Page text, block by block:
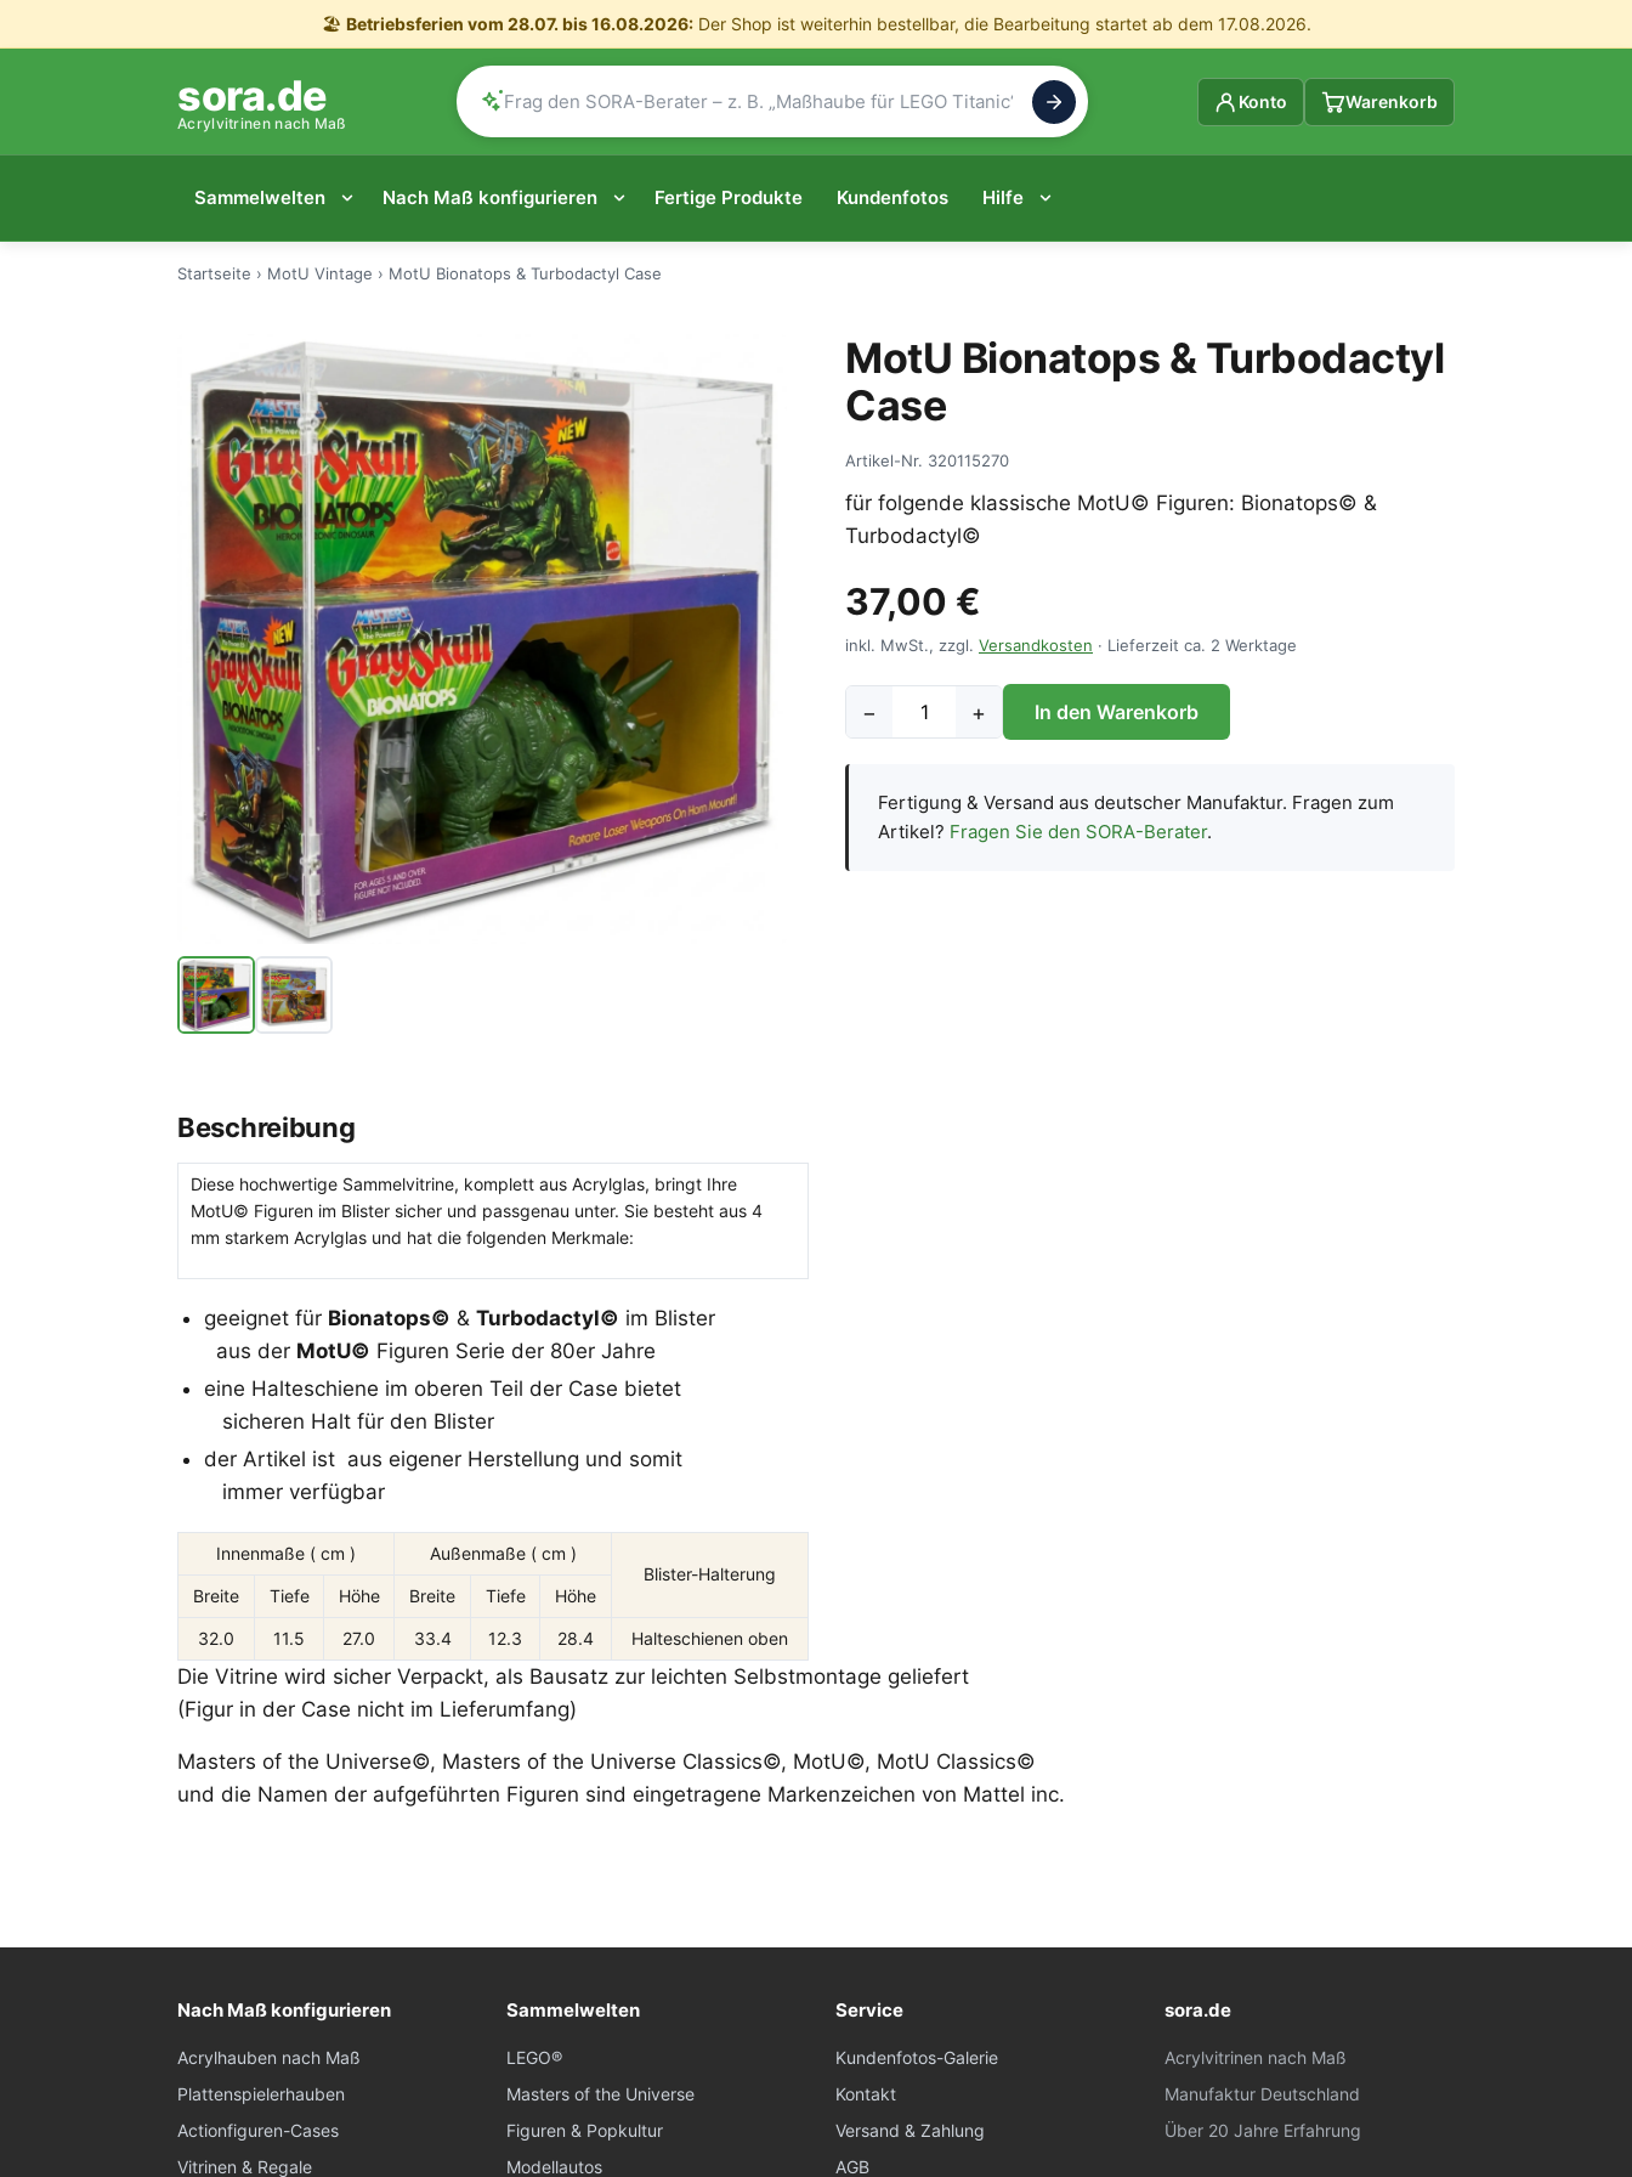
🏖️ Betriebsferien vom 28.07. bis 16.08.2026:Der Shop ist weiterhin bestellbar, die Bearbeitung startet ab dem 17.08.2026.
sora.de
Acrylvitrinen nach Maß
Konto Warenkorb
Sammelwelten Nach Maß konfigurieren Fertige Produkte Kundenfotos Hilfe
Startseite › MotU Vintage › MotU Bionatops & Turbodactyl Case
MotU Bionatops & Turbodactyl
Case
Artikel-Nr. 320115270
für folgende klassische MotU© Figuren: Bionatops© &
Turbodactyl©
37,00 €
inkl. MwSt., zzgl. Versandkosten · Lieferzeit ca. 2 Werktage
− + In den Warenkorb
Fertigung & Versand aus deutscher Manufaktur. Fragen zum
Artikel? Fragen Sie den SORA-Berater.
Beschreibung
Diese hochwertige Sammelvitrine, komplett aus Acrylglas, bringt Ihre
MotU© Figuren im Blister sicher und passgenau unter. Sie besteht aus 4
mm starkem Acrylglas und hat die folgenden Merkmale:
geeignet für Bionatops© & Turbodactyl© im Blister
aus der MotU© Figuren Serie der 80er Jahre
eine Halteschiene im oberen Teil der Case bietet
sicheren Halt für den Blister
der Artikel ist aus eigener Herstellung und somit
immer verfügbar
Innenmaße ( cm )
Außenmaße ( cm )
Blister-Halterung
Breite
Tiefe Höhe Breite Tiefe Höhe
32.0 11.5 27.0 33.4 12.3 28.4 Halteschienen oben
Die Vitrine wird sicher Verpackt, als Bausatz zur leichten Selbstmontage geliefert
(Figur in der Case nicht im Lieferumfang)
Masters of the Universe©, Masters of the Universe Classics©, MotU©, MotU Classics©
und die Namen der aufgeführten Figuren sind eingetragene Markenzeichen von Mattel inc.
Nach Maß konfigurieren
Acrylhauben nach Maß
Plattenspielerhauben
Actionfiguren-Cases
Vitrinen & Regale
Sammelwelten
LEGO®
Masters of the Universe
Figuren & Popkultur
Modellautos
Service
Kundenfotos-Galerie
Kontakt
Versand & Zahlung
AGB
sora.de
Acrylvitrinen nach Maß
Manufaktur Deutschland
Über 20 Jahre Erfahrung